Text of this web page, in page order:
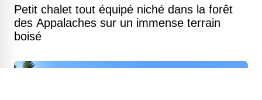
Petit chalet tout équipé niché dans la forêt
des Appalaches sur un immense terrain
boisé